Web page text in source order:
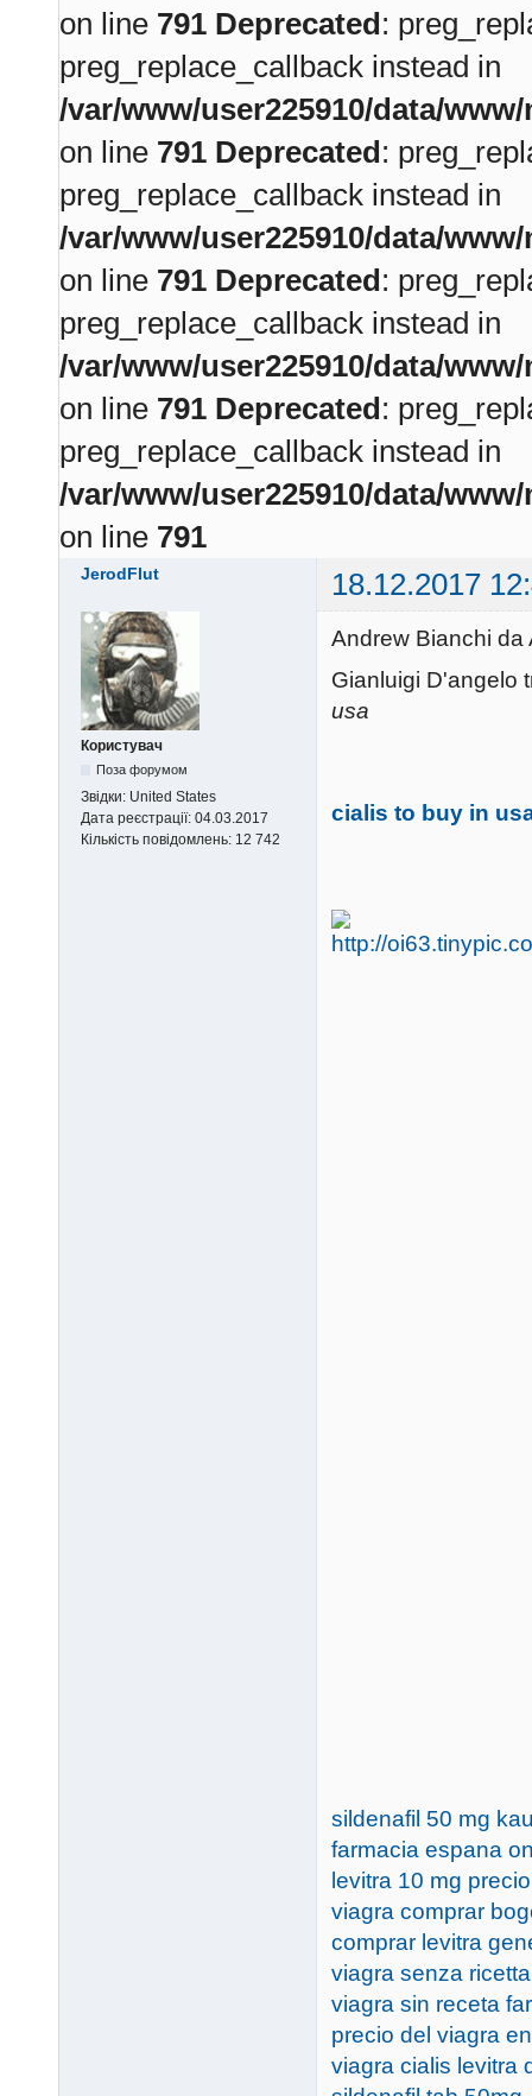
on line 791 Deprecated:
preg_replace_callback instead in
/var/www/user225910/data/
on line 791 Deprecated:
preg_replace_callback instead in
/var/www/user225910/data/
on line 791 Deprecated:
preg_replace_callback instead in
/var/www/user225910/data/
on line 791 Deprecated:
preg_replace_callback instead in
/var/www/user225910/data/
on line 791
JerodFlut 18.12.2017
Користувач
Поза форумом
Звідки: United States
Дата реєстрації: 04.03.2017
Кількість повідомлень: 12 742
Andrew Bianchi
Gianluigi D'angelo
usa
cialis to buy in
sildenafil 50 mg
farmacia espana
levitra 10 mg
viagra comprar
comprar levitra
viagra senza
viagra sin receta
precio del viagra
viagra cialis levitra